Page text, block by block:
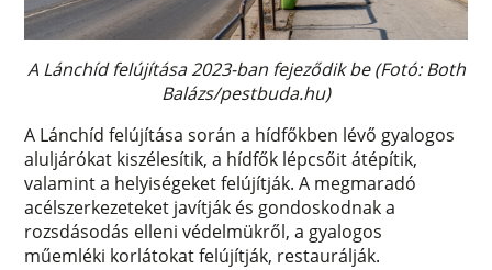
A Lánchíd felújítása 2023-ban fejeződik be (Fotó: Both
Balázs/pestbuda.hu)
A Lánchíd felújítása során a hídfőkben lévő gyalogos
aluljárókat kiszélesítik, a hídfők lépcsőit átépítik,
valamint a helyiségeket felújítják. A megmaradó
acélszerkezeteket javítják és gondoskodnak a
rozsdásodás elleni védelmükről, a gyalogos
műemléki korlátokat felújítják, restaurálják.